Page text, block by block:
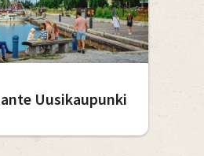
Uusikaupunki